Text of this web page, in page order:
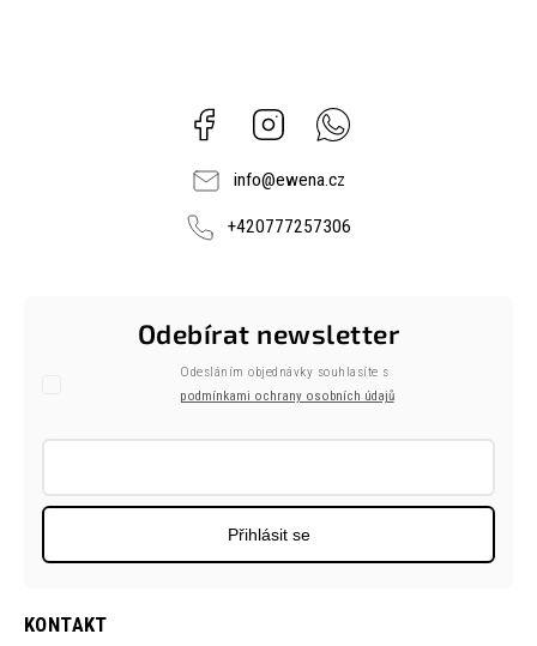
Facebook Instagram
info@ewena.cz
+420777257306
KONTAKT
Odebírat newsletter
Odesláním objednávky souhlasíte s
podmínkami ochrany osobních údajů
Přihlásit se